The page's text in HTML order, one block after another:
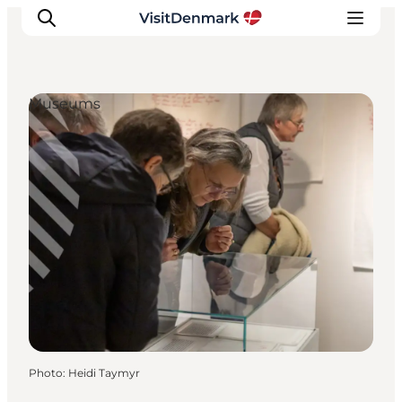
Inspirations
Destinations
Quoi faire
Hébergements
Planifiez votre voyage
Museums
Photo: Heidi Taymyr